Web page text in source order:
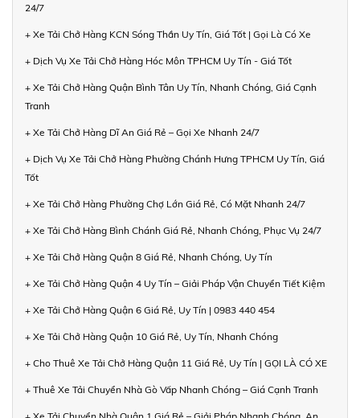
24/7
+ Xe Tải Chở Hàng KCN Sóng Thần Uy Tín, Giá Tốt | Gọi Là Có Xe
+ Dịch Vụ Xe Tải Chở Hàng Hóc Môn TPHCM Uy Tín - Giá Tốt
+ Xe Tải Chở Hàng Quận Bình Tân Uy Tín, Nhanh Chóng, Giá Cạnh
Tranh
+ Xe Tải Chở Hàng Dĩ An Giá Rẻ – Gọi Xe Nhanh 24/7
+ Dịch Vụ Xe Tải Chở Hàng Phường Chánh Hưng TPHCM Uy Tín, Giá
Tốt
+ Xe Tải Chở Hàng Phường Chợ Lớn Giá Rẻ, Có Mặt Nhanh 24/7
+ Xe Tải Chở Hàng Bình Chánh Giá Rẻ, Nhanh Chóng, Phục Vụ 24/7
+ Xe Tải Chở Hàng Quận 8 Giá Rẻ, Nhanh Chóng, Uy Tín
+ Xe Tải Chở Hàng Quận 4 Uy Tín – Giải Pháp Vận Chuyển Tiết Kiệm
+ Xe Tải Chở Hàng Quận 6 Giá Rẻ, Uy Tín | 0983 440 454
+ Xe Tải Chở Hàng Quận 10 Giá Rẻ, Uy Tín, Nhanh Chóng
+ Cho Thuê Xe Tải Chở Hàng Quận 11 Giá Rẻ, Uy Tín | GỌI LÀ CÓ XE
+ Thuê Xe Tải Chuyển Nhà Gò Vấp Nhanh Chóng – Giá Cạnh Tranh